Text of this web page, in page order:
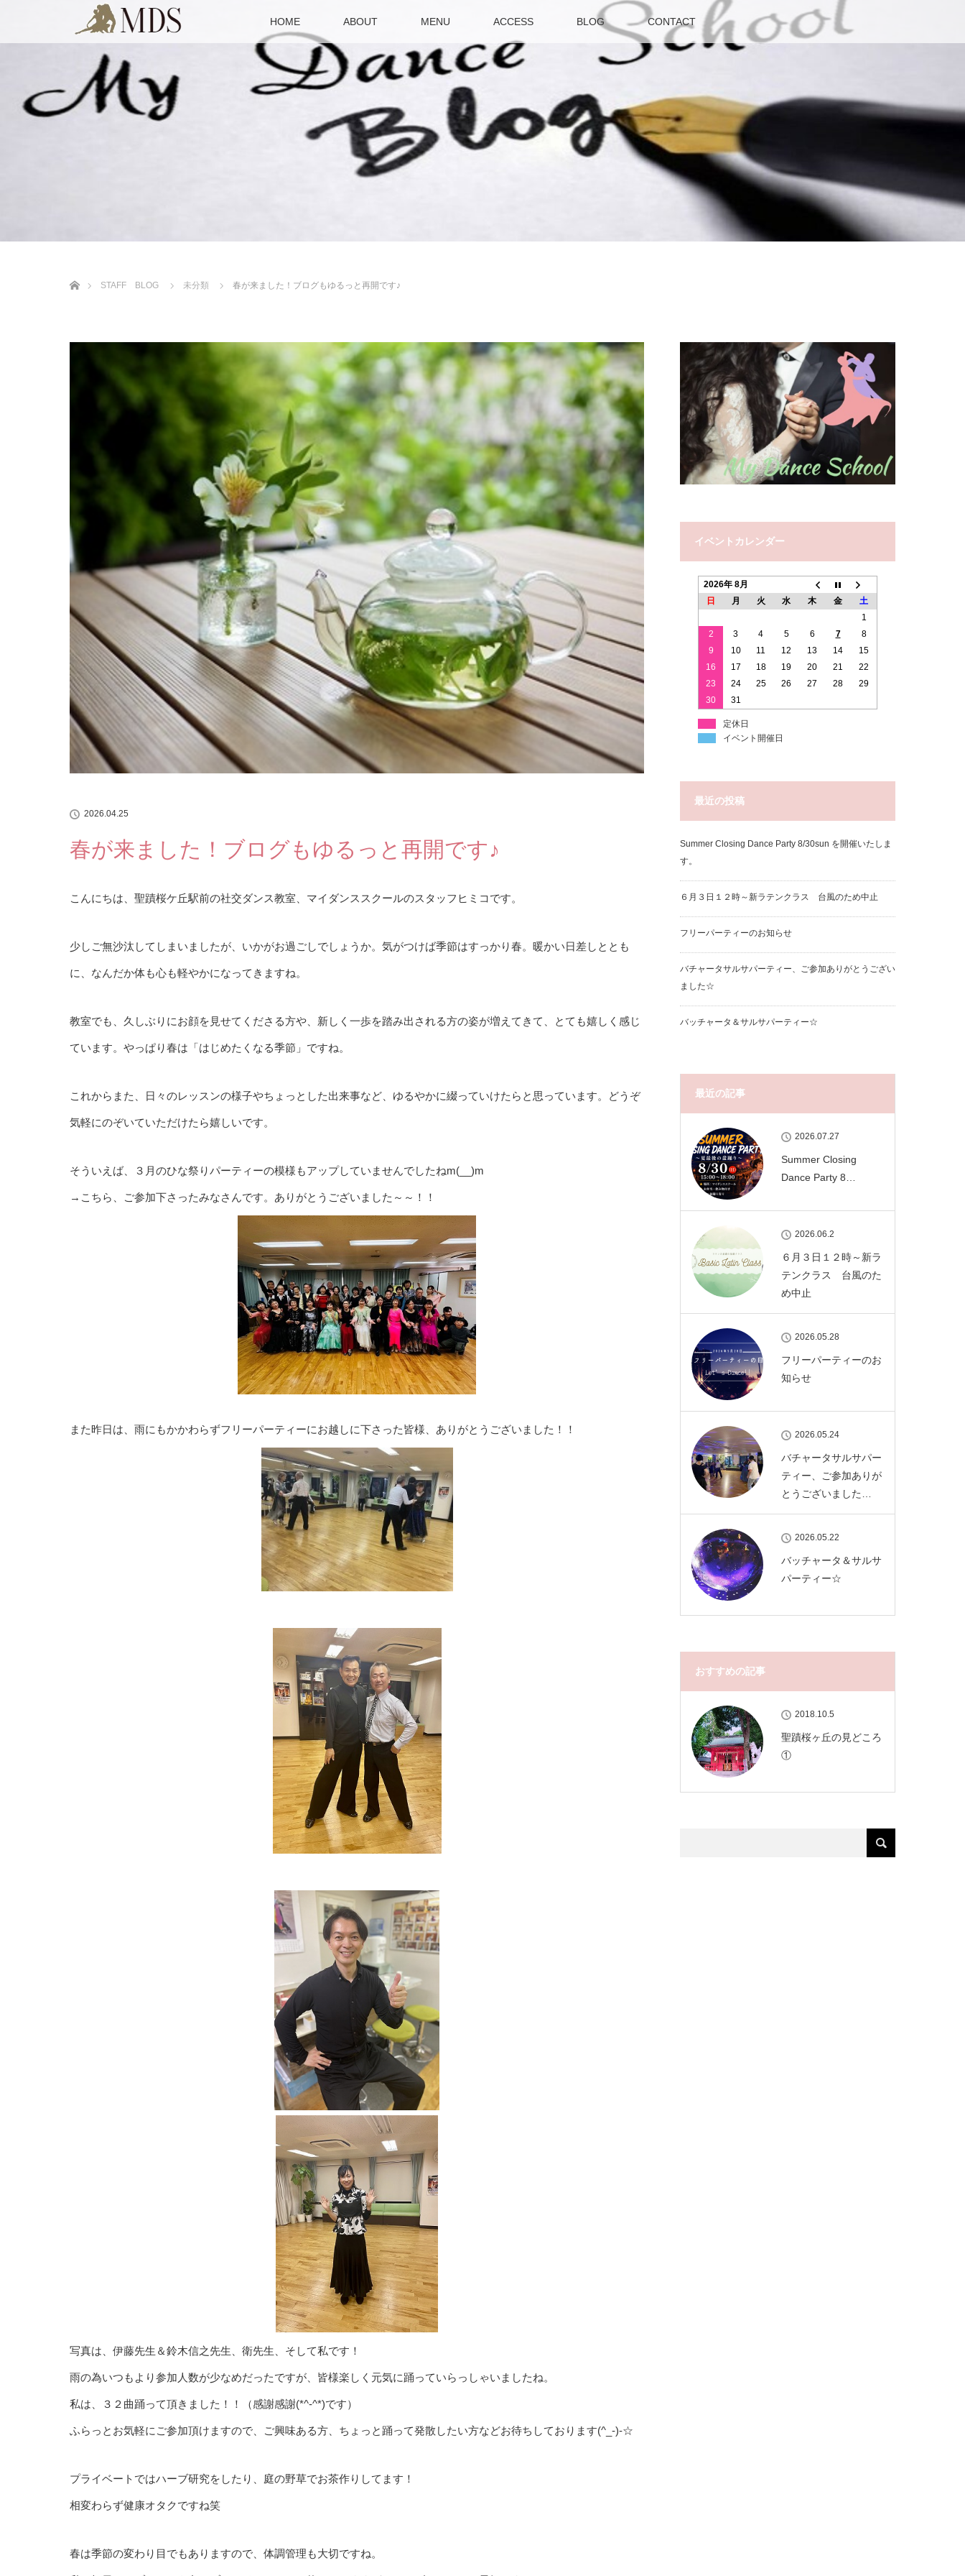
HOME ABOUT MENU ACCESS BLOG CONTACT
STAFF BLOG
未分類 春が来ました！ブログもゆるっと再開です♪
2026.04.25
春が来ました！ブログもゆるっと再開です♪
こんにちは、聖蹟桜ケ丘駅前の社交ダンス教室、マイダンススクールのスタッフヒミコです。
少しご無沙汰してしまいましたが、いかがお過ごしでしょうか。気がつけば季節はすっかり春。暖かい日差しととも
に、なんだか体も心も軽やかになってきますね。
教室でも、久しぶりにお顔を見せてくださる方や、新しく一歩を踏み出される方の姿が増えてきて、とても嬉しく感じ
ています。やっぱり春は「はじめたくなる季節」ですね。
これからまた、日々のレッスンの様子やちょっとした出来事など、ゆるやかに綴っていけたらと思っています。どうぞ
気軽にのぞいていただけたら嬉しいです。
そういえば、３月のひな祭りパーティーの模様もアップしていませんでしたねm(__)m
→こちら、ご参加下さったみなさんです。ありがとうございました～～！！
また昨日は、雨にもかかわらずフリーパーティーにお越しに下さった皆様、ありがとうございました！！
写真は、伊藤先生＆鈴木信之先生、衛先生、そして私です！
雨の為いつもより参加人数が少なめだったですが、皆様楽しく元気に踊っていらっしゃいましたね。
私は、３２曲踊って頂きました！！（感謝感謝(*^-^*)です）
ふらっとお気軽にご参加頂けますので、ご興味ある方、ちょっと踊って発散したい方などお待ちしております(^_-)-☆
プライベートではハーブ研究をしたり、庭の野草でお茶作りしてます！
相変わらず健康オタクですね笑
春は季節の変わり目でもありますので、体調管理も大切ですね。
イベントカレンダー
2026年 8月
日
月 火 水 木 金
土
1
2
3 4 5 6 7
8
9
10 11 12 13 14
15
16
17 18 19 20 21
22
23
24 25 26 27 28
29
30
31
定休日
イベント開催日
最近の投稿
Summer Closing Dance Party 8/30sun を開催いたしま
す。
６月３日１２時～新ラテンクラス 台風のため中止
フリーパーティーのお知らせ
バチャータサルサパーティー、ご参加ありがとうござい
ました☆
バッチャータ＆サルサパーティー☆
最近の記事
2026.07.27
Summer Closing
Dance Party 8…
2026.06.2
６月３日１２時～新ラ
テンクラス 台風のた
め中止
2026.05.28
フリーパーティーのお
知らせ
2026.05.24
バチャータサルサパー
ティー、ご参加ありが
とうございました…
2026.05.22
バッチャータ＆サルサ
パーティー☆
おすすめの記事
2018.10.5
聖蹟桜ヶ丘の見どころ
①